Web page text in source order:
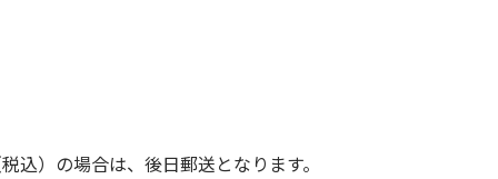
）の場合は、後日郵送となります。